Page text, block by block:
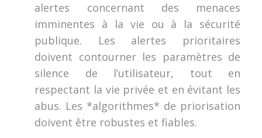
alertes concernant des menaces
imminentes à la vie ou à la sécurité
publique. Les alertes prioritaires
doivent contourner les paramètres de
silence de l’utilisateur, tout en
respectant la vie privée et en évitant les
abus. Les *algorithmes* de priorisation
doivent être robustes et fiables.